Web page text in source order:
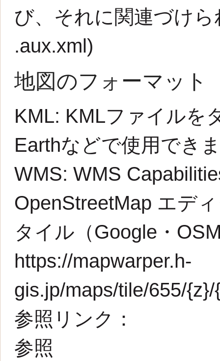
び、それに関連づけ
.aux.xml)
地図のフォーマット
KML: KMLファイルを
Earthなどで使用でき
WMS:WMS
OpenStreetMap エデ
タイル（Google・
https://mapwarper.h-
gis.jp/maps/tile/655/
参照リンク：
参照